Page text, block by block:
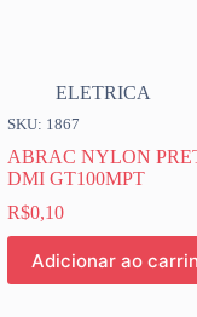
ELETRICA
SKU: 1867
ABRAC NYLON
DMI GT100MPT
R$0,10
Adicionar ao